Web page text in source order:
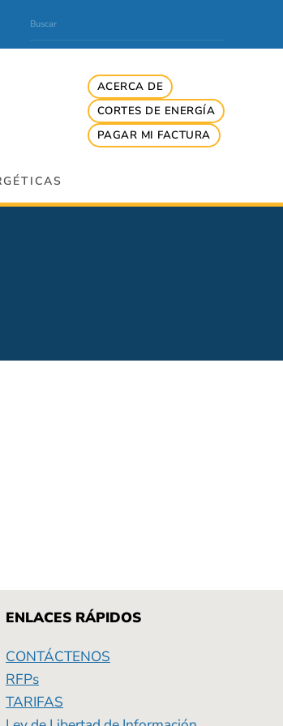
ACERCA DE
CORTES DE ENERGÍA
PAGAR MI FACTURA
ENLACES RÁPIDOS
CONTÁCTENOS
RFPs
TARIFAS